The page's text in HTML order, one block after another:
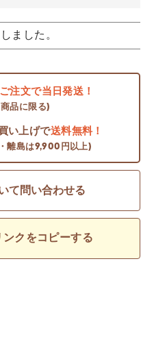
ました。
注文で当日発送！
品に限る)
い上げで送料無料！
離島は9,900円以上)
て問い合わせる
ンクをコピーする